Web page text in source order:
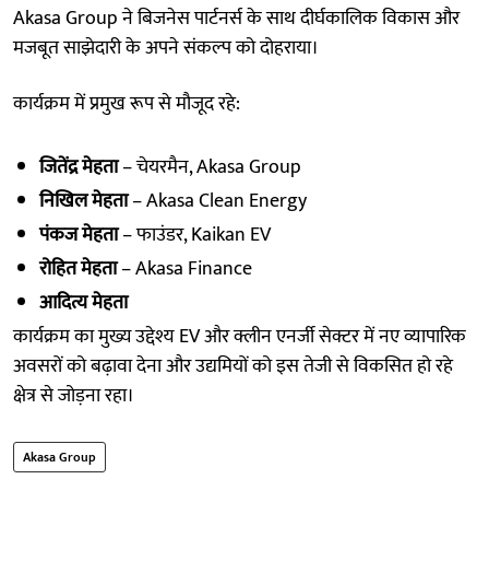
Akasa Group ने बिजनेस पार्टनर्स के साथ दीर्घकालिक विकास और
मजबूत साझेदारी के अपने संकल्प को दोहराया।
कार्यक्रम में प्रमुख रूप से मौजूद रहे:
जितेंद्र मेहता– चेयरमैन, Akasa Group
निखिल मेहता– Akasa Clean Energy
पंकज मेहता– फाउंडर, Kaikan EV
रोहित मेहता– Akasa Finance
आदित्य मेहता
कार्यक्रम का मुख्य उद्देश्य EV और क्लीन एनर्जी सेक्टर में नए व्यापारिक
अवसरों को बढ़ावा देना और उद्यमियों को इस तेजी से विकसित हो रहे
क्षेत्र से जोड़ना रहा।
Akasa Group